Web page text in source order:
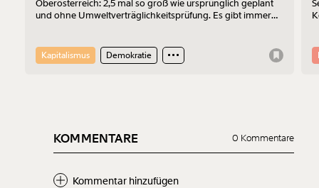
Oberösterreich: 2,5 mal so groß wie ursprünglich geplant
und ohne Umweltverträglichkeitsprüfung. Es gibt immer
Kronstorf“ Harald Müllner erklärt im Interview, wo die
Probleme liegen und was er sich vom Protest erhofft.
Kapitalismus Demokratie
KOMMENTARE 0 Kommentare
Kommentar hinzufügen